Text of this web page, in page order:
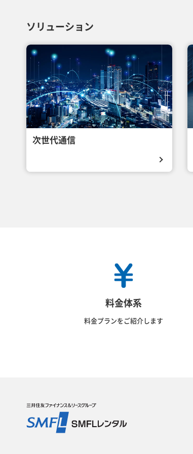
ソリューション
次世代通信
料金体系
料金プランをご紹介します